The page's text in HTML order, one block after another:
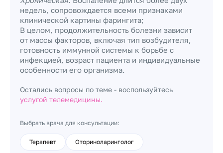
недель, сопровождается всеми признаками
клинической картины фарингита;
В целом, продолжительность болезни зависит
от массы факторов, включая тип возбудителя,
готовность иммунной системы к борьбе с
инфекцией, возраст пациента и индивидуальные
особенности его организма.
Остались вопросы по теме - воспользуйтесь
услугой телемедицины.
Выбрать врача для консультации:
Терапевт Оториноларинголог